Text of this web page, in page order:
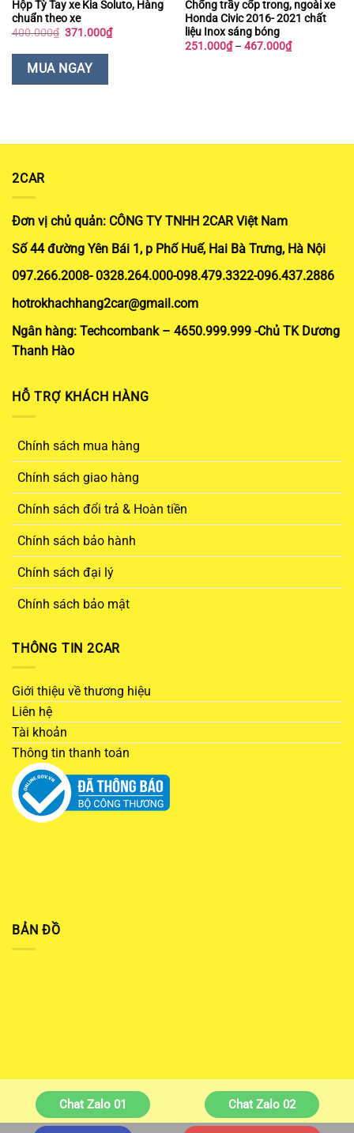
Hộp Tỳ Tay xe Kia Soluto, Hàng
chuẩn theo xe
400.000₫ Giá
là:
400.000₫.
371.000₫Giá
hiện
MUA NGAY
Chống trầy cốp trong, ngoài xe
Honda Civic 2016- 2021 chất
liệu Inox sáng bóng
251.000₫ – 467.000₫Khoảng
giá:
Chat Zalo 01 Chat Zalo 02
2CAR
Đơn vị chủ quản: CÔNG TY TNHH 2CAR Việt Nam
Số 44 đường Yên Bái 1, p Phố Huế, Hai Bà Trưng, Hà Nội
097.266.2008- 0328.264.000-098.479.3322-096.437.2886
hotrokhachhang2car@gmail.com
Ngân hàng: Techcombank – 4650.999.999 -Chủ TK Dương
Thanh Hào
HỖ TRỢ KHÁCH HÀNG
Chính sách mua hàng
Chính sách giao hàng
Chính sách đổi trả & Hoàn tiền
Chính sách bảo hành
Chính sách đại lý
Chính sách bảo mật
THÔNG TIN 2CAR
Giới thiệu về thương hiệu
Liên hệ
Tài khoản
Thông tin thanh toán
BẢN ĐỒ